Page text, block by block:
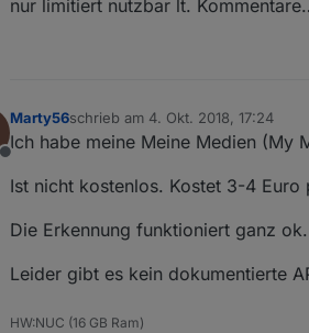
nur limitiert nutzbar lt.
Offline
Marty56schrieb am 4. Okt. 2018, 17:24
zuletzt editiert von
Ich habe meine Meine Medien (My
Ist nicht kostenlos. Kostet 3-4
Die Erkennung funktioniert ganz
Leider gibt es kein dokumentierte
HW:NUC (16 GB Ram)